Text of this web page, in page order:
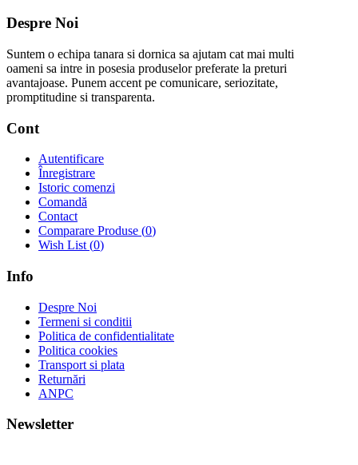
Despre Noi
Suntem o echipa tanara si dornica sa ajutam cat mai multi
oameni sa intre in posesia produselor preferate la preturi
avantajoase. Punem accent pe comunicare, seriozitate,
promptitudine si transparenta.
Cont
Autentificare
Înregistrare
Istoric comenzi
Comandă
Contact
Comparare Produse (0)
Wish List (0)
Info
Despre Noi
Termeni si conditii
Politica de confidentialitate
Politica cookies
Transport si plata
Returnări
ANPC
Newsletter